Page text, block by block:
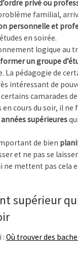
privé ou
familial,
personnelle et
en soirée.
logique au
former un groupe
La pédagogie de
intéressant de
camarades de
cours du soir, il ne
supérieures
de bien
et ne pas se
ne mettent pas cela
supérieur
: Où trouver des